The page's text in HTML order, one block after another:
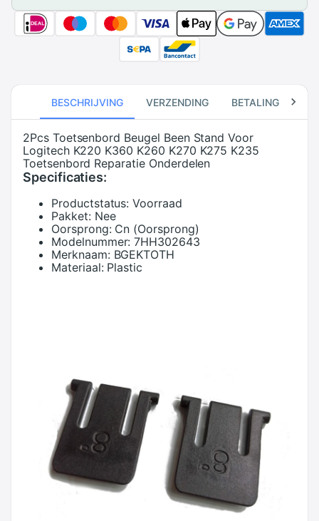
BESCHRIJVING VERZENDING BETALING
2Pcs Toetsenbord Beugel Been Stand Voor
Logitech K220 K360 K260 K270 K275 K235
Toetsenbord Reparatie Onderdelen
Specificaties:
Productstatus: Voorraad
Pakket: Nee
Oorsprong: Cn (Oorsprong)
Modelnummer: 7HH302643
Merknaam: BGEKTOTH
Materiaal: Plastic